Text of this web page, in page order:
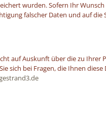
wurden. Sofern Ihr
falscher Daten und auf die
auf Auskunft über die zu Ihrer
sich bei Fragen, die Ihnen